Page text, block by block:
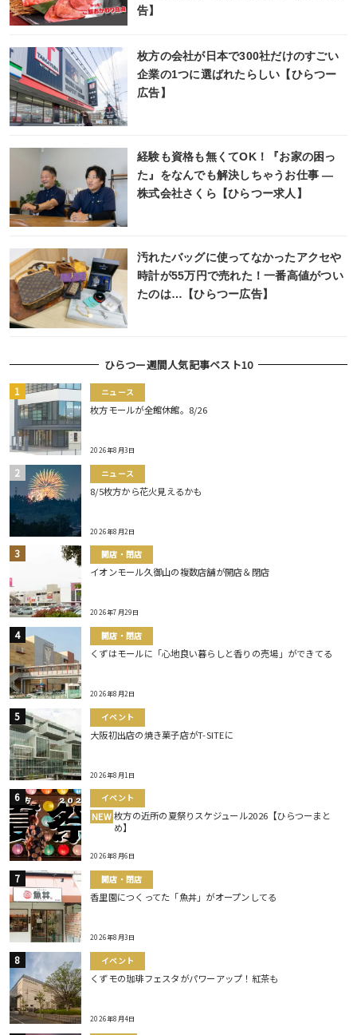
告】
枚方の会社が日本で300社だけのすごい
企業の1つに選ばれたらしい【ひらつー
広告】
経験も資格も無くてOK！『お家の困っ
た』をなんでも解決しちゃうお仕事 ―
株式会社さくら【ひらつー求人】
汚れたバッグに使ってなかったアクセや
時計が55万円で売れた！一番高値がつい
たのは…【ひらつー広告】
ひらつー週間人気記事ベスト10
ニュース
枚方モールが全館休館。8/26
2026年8月3日
ニュース
8/5枚方から花火見えるかも
2026年8月2日
開店・閉店
イオンモール久御山の複数店舗が開店＆閉店
2026年7月29日
開店・閉店
くずはモールに「心地良い暮らしと香りの売場」ができてる
2026年8月2日
イベント
大阪初出店の焼き菓子店がT-SITEに
2026年8月1日
イベント
NEW 枚方の近所の夏祭りスケジュール2026【ひらつーまと
め】
2026年8月6日
開店・閉店
香里園につくってた「魚丼」がオープンしてる
2026年8月3日
イベント
くずモの珈琲フェスタがパワーアップ！紅茶も
2026年8月4日